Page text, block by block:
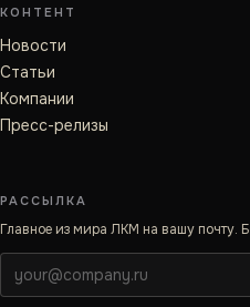
КОНТЕНТ
Новости
Статьи
Компании
Пресс-релизы
РАССЫЛКА
Главное из мира ЛКМ на вашу почту.